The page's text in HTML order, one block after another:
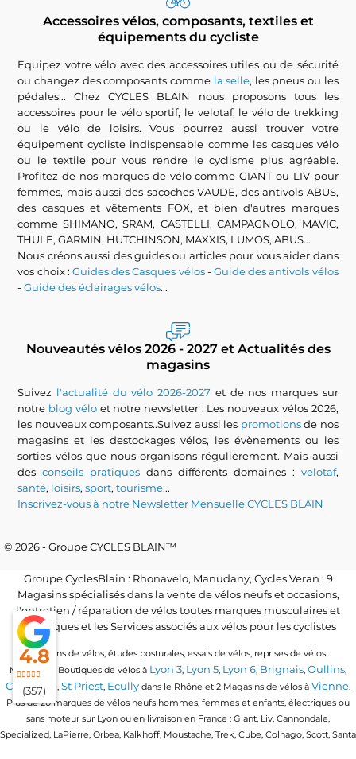
Accessoires vélos, composants, textiles et
équipements du cycliste
Equipez votre vélo avec des accessoires utiles ou de sécurité
ou changez des composants comme la selle, les pneus ou les
pédales... Chez CYCLES BLAIN nous proposons tous les
accessoires pour le vélo sportif, le velotaf, le vélo de trekking
ou le vélo de loisirs. Vous pourrez aussi trouver votre
équipement cycliste indispensable comme les casques vélo
ou le textile pour vous rendre le cyclisme plus agréable.
Profitez de nos marques de vélo comme GIANT ou LIV pour
femmes, mais aussi des sacoches VAUDE, des antivols ABUS,
des casques et vêtements FOX, et bien d'autres marques
comme SHIMANO, SRAM, CASTELLI, CAMPAGNOLO, MAVIC,
THULE, GARMIN, HUTCHINSON, MAXXIS, LUMOS, ABUS...
Nous créons aussi des guides ou articles pour vous aider dans
vos choix :Guides des Casques vélos-Guide des antivols vélos
-Guide des éclairages vélos...
Nouveautés vélos 2026 - 2027 et Actualités des
magasins
Suivez l'actualité du vélo 2026-2027 et de nos marques sur
notre blog véloet notre newsletter : Les nouveaux vélos 2026,
les nouveaux composants..Suivez aussi les promotionsde nos
magasins et les destockages vélos, les évènements ou les
sorties vélos que nous organisons régulièrement. Mais aussi
desconseils pratiques dans différents domaines : velotaf,
santé, loisirs,sport,tourisme...
Inscrivez-vous à notre Newsletter Mensuelle CYCLES BLAIN
© 2026 - Groupe CYCLES BLAIN™
Groupe CyclesBlain : Rhonavelo, Manudany, Cycles Veran : 9
Magasins spécialisés dans la vente de vélos neufs et occasions,
l'entretien / réparation de vélos toutes marques musculaires et
électriques et les Services associés aux vélos pour les cyclistes
Locations de vélos, études posturales, essais de vélos, reprises de vélos...
Magasins / Boutiques de vélos à Lyon 3, Lyon 5, Lyon 6, Brignais, Oullins,
Craponne, St Priest, Ecully dans le Rhône et 2 Magasins de vélos à Vienne.
Plus de 20 marques de vélos neufs hommes, femmes et enfants, électriques ou
sans moteur sur Lyon ou en livraison en France : Giant, Liv, Cannondale,
Specialized, LaPierre, Orbea, Kalkhoff, Moustache, Trek, Cube, Colnago, Scott, Santa
4.8
(357)